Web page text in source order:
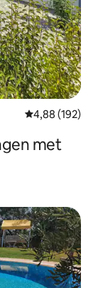
Gemiddelde
4,88 (192)
met